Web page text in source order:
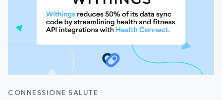
CONNESSIONE SALUTE